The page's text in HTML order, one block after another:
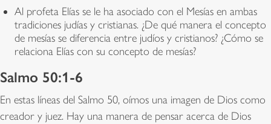
Al profeta Elías se le ha asociado con el Mesías en ambas
tradiciones judías y cristianas. ¿De qué manera el concepto
de mesías se diferencia entre judíos y cristianos? ¿Cómo se
relaciona Elías con su concepto de mesías?
Salmo 50:1-6
En estas líneas del Salmo 50, oímos una imagen de Dios como
creador y juez. Hay una manera de pensar acerca de Dios